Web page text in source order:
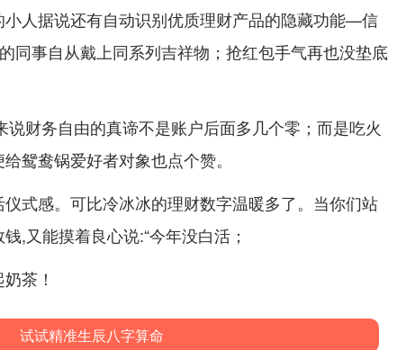
人据说还有自动识别优质理财产品的隐藏功能—信
同事自从戴上同系列吉祥物；抢红包手气再也没垫底
财务自由的真谛不是账户后面多几个零；而是吃火
鸳鸯锅爱好者对象也点个赞。
式感。可比冷冰冰的理财数字温暖多了。当你们站
,又能摸着良心说:“今年没白活；
茶！
试试精准生辰八字算命